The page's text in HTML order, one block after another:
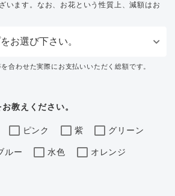
います。なお、お花という性質上、減額はお
合わせた実際にお支払いいただく総額です。
教えください。
ピンク 紫 グリーン
ルー 水色 オレンジ